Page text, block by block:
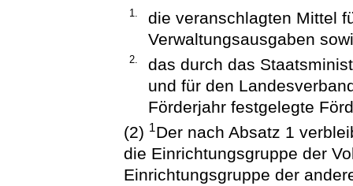
1.
die veranschlagten Mittel
Verwaltungsausgaben
2.
das durch das
und für den
Förderjahr festgelegte
(2) 1Der nach Absatz 1
die Einrichtungsgruppe der
Einrichtungsgruppe der